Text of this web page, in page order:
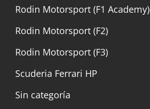
Rodin Motorsport (F1 Academy)
Rodin Motorsport (F2)
Rodin Motorsport (F3)
Scuderia Ferrari HP
Sin categoría